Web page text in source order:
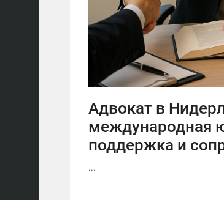
Адвокат в
международная
поддержка и
...